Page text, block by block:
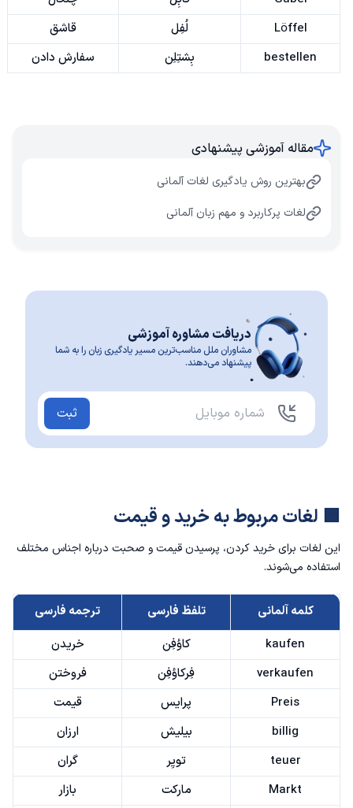
Löffel
لُفِل
قاشق
bestellen
بِشتِلِن سفارش دادن
مقاله آموزشی پیشنهادی
بهترین روش یادگیری لغات آلمانی
لغات پرکاربرد و مهم زبان آلمانی
دریافت مشاوره آموزشی
مشاوران ملل مناسب‌ترین مسیر یادگیری زبان را به شما
پیشنهاد می‌دهند.
ثبت
🟩 لغات مربوط به خرید و قیمت
این لغات برای خرید کردن، پرسیدن قیمت و صحبت درباره اجناس مختلف
استفاده می‌شوند.
کلمه آلمانی تلفظ فارسی
ترجمه فارسی
kaufen
کاؤفِن
خریدن
verkaufen
فِرکاؤفِن
فروختن
Preis
پرایس
قیمت
billig
بیلیش
ارزان
teuer
تویِر
گران
Markt
مارکت
بازار